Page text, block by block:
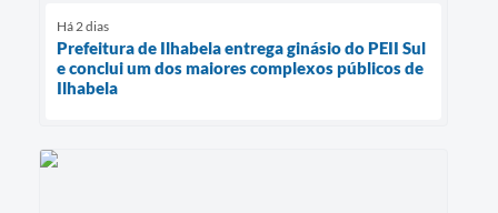
Há 2 dias
Prefeitura de Ilhabela entrega ginásio do PEII Sul
e conclui um dos maiores complexos públicos de
Ilhabela